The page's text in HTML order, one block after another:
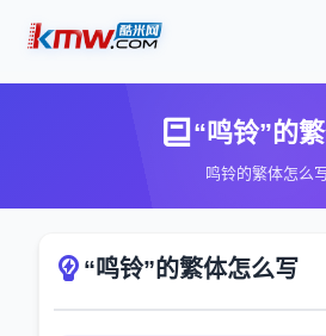
“鸣铃”的
鸣铃的繁体怎么
“鸣铃”的繁体怎么写